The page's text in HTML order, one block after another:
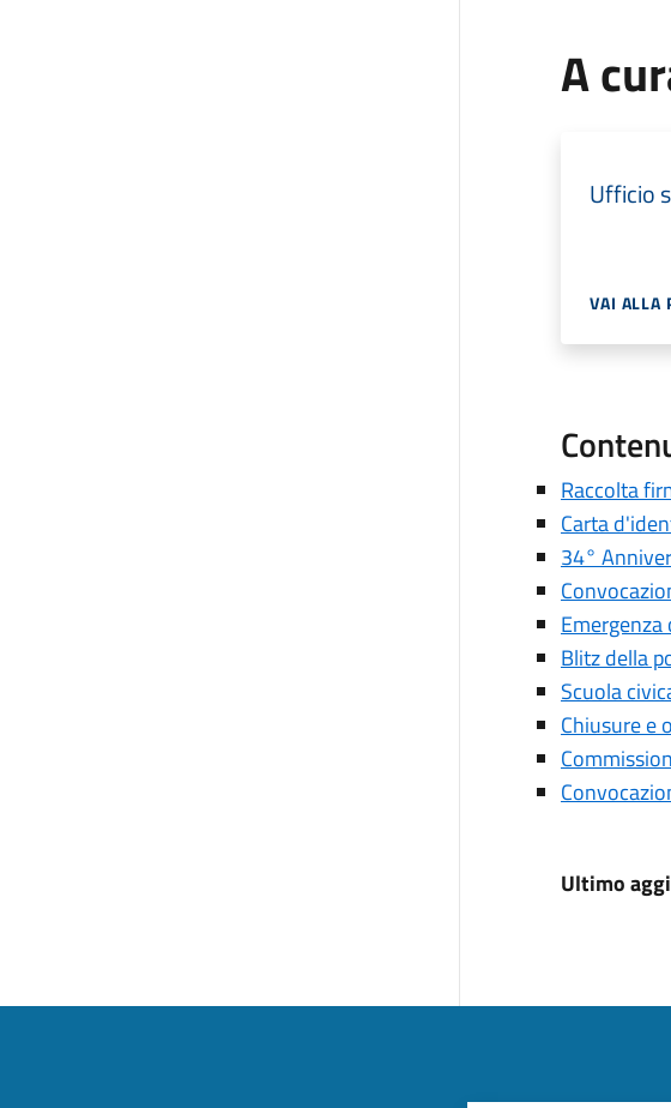
A
Ufficio
VAI ALLA
Raccolta
Carta
34°
Blitz della
Scuola
Chiusure e
Ultimo